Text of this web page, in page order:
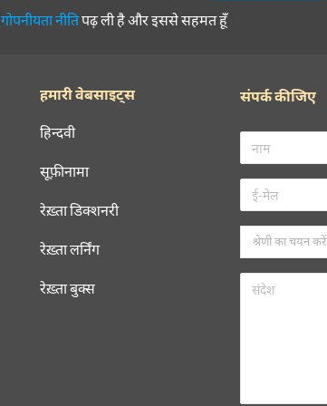
गोपनीयता नीतिपढ़ ली है और इससे सहमत हूँ
हमारी वेबसाइट्स
हिन्दवी
सूफ़ीनामा
रेख़्ता डिक्शनरी
रेख़्ता लर्निंग
रेख़्ता बुक्स
संपर्क कीजिए